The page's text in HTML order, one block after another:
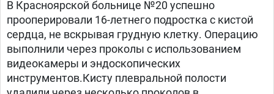
В Красноярской больнице №20 успешно
прооперировали 16-летнего подростка с кистой
сердца, не вскрывая грудную клетку. Операцию
выполнили через проколы с использованием
видеокамеры и эндоскопических
инструментов.Кисту плевральной полости